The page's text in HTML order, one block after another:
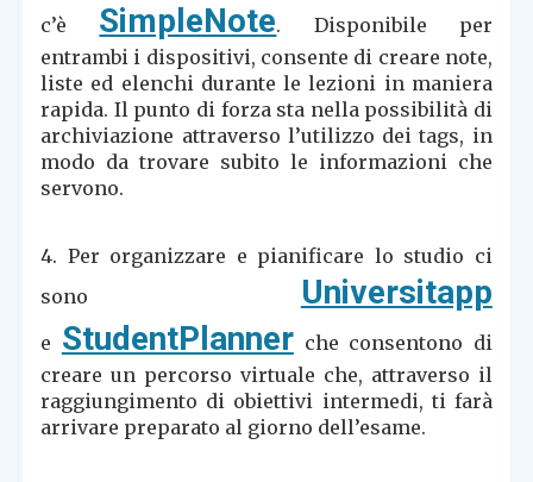
c’è SimpleNote. Disponibile per
entrambi i dispositivi, consente di creare note,
liste ed elenchi durante le lezioni in maniera
rapida. Il punto di forza sta nella possibilità di
archiviazione attraverso l’utilizzo dei tags, in
modo da trovare subito le informazioni che
servono.
4. Per organizzare e pianificare lo studio ci
sono
Universitapp
e StudentPlannerche consentono di
creare un percorso virtuale che, attraverso il
raggiungimento di obiettivi intermedi, ti farà
arrivare preparato al giorno dell’esame.